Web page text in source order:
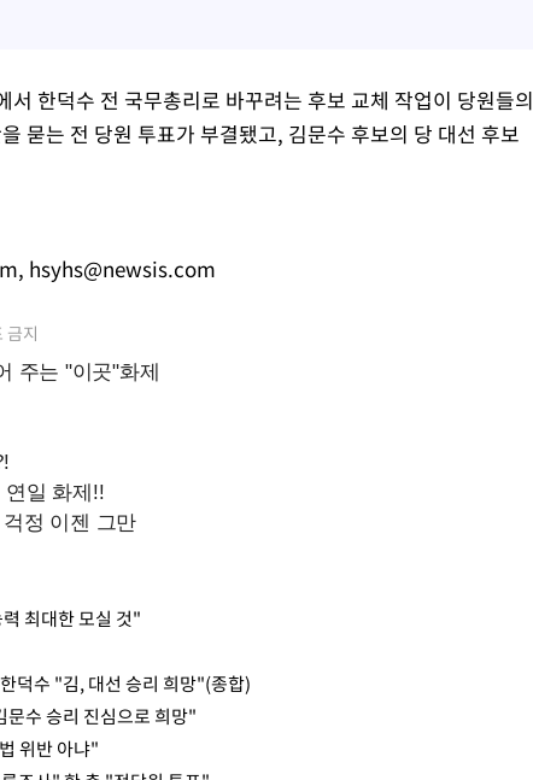
한덕수 전 국무총리로 바꾸려는 후보 교체 작업이 당원들의
묻는 전 당원 투표가 부결됐고, 김문수 후보의 당 대선 후보
, hsyhs@newsis.com
금지
최대한 모실 것"
덕수 "김, 대선 승리 희망"(종합)
수 승리 진심으로 희망"
위반 아냐"